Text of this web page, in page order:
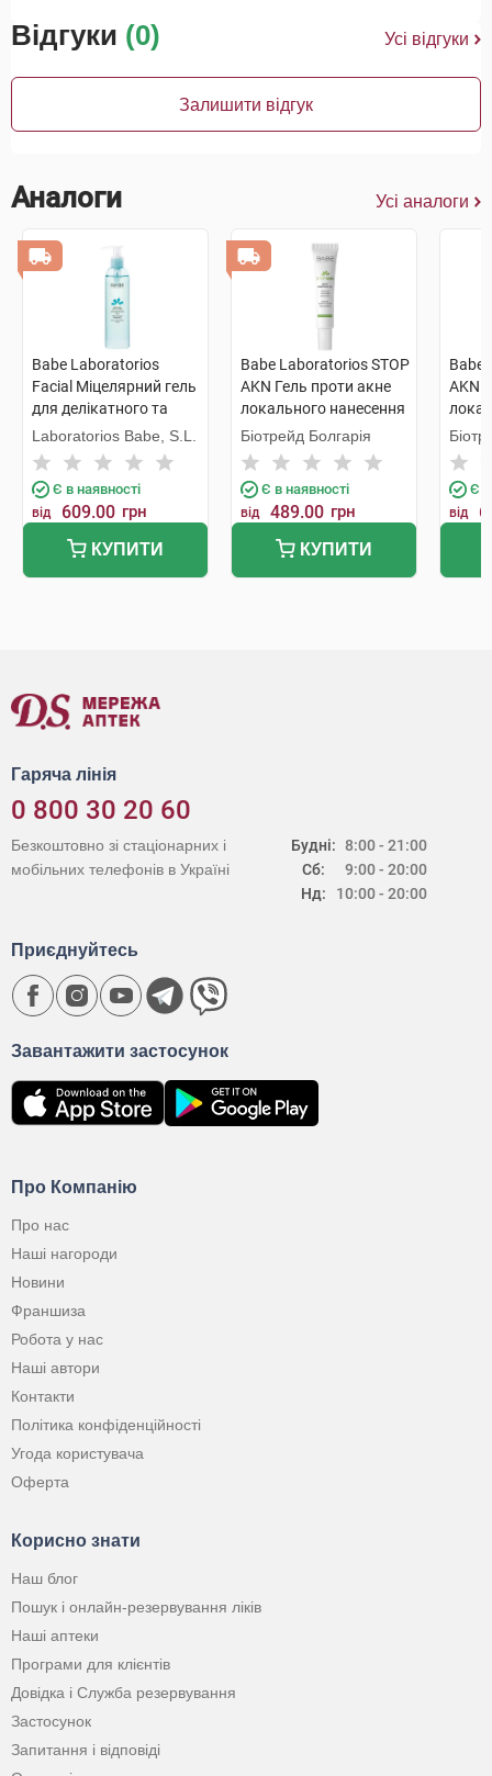
Відгуки (0) Усі відгуки
Залишити відгук
Аналоги Усі аналоги
Babe Laboratorios
Facial Міцелярний гель
для делікатного та
глибокого очищення
240 мл 1 флакон
Laboratorios Babe, S.L.
Є в наявності
від 609.00 грн
КУПИТИ
Babe Laboratorios STOP
AKN Гель проти акне
локального нанесення
10 мл 1 туба
Біотрейд Болгарія
Є в наявності
від 489.00 грн
КУПИТИ
Babe
AKN
8 мл
Є в
від
Гаряча лінія
0 800 30 20 60
Будні:
Сб:
Нд:
8:00 - 21:00
9:00 - 20:00
10:00 - 20:00
Безкоштовно зі стаціонарних і
мобільних телефонів в Україні
Про Компанію
Про нас
Наші нагороди
Новини
Франшиза
Робота у нас
Наші автори
Контакти
Політика конфіденційності
Угода користувача
Оферта
Корисно знати
Наш блог
Пошук і онлайн-резервування ліків
Наші аптеки
Програми для клієнтів
Довідка і Служба резервування
Застосунок
Запитання і відповіді
Завантажити застосунок
Приєднуйтесь